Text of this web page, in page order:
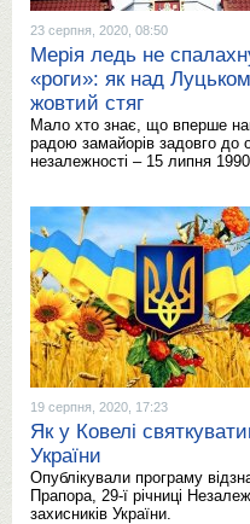
23 серпня, 2020, 08:50
Мерія ледь не
«роги»: як над
жовтий стяг
Мало хто знає, що вперше
радою замайорів задовго до
незалежності – 15 липня
19 серпня, 2020, 17:23
Як у Ковелі
України
Опублікували програму
Прапора, 29-ї річниці
захисників України.